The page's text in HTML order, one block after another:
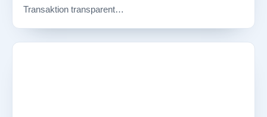
Transaktion transparent…